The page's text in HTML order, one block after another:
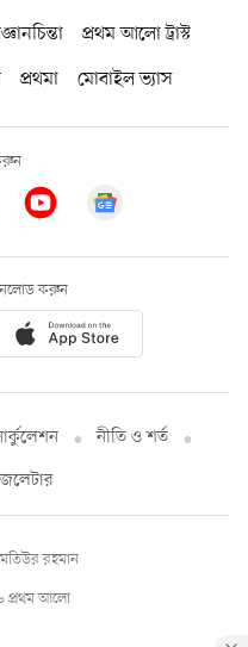
প্রথম আলো ট্রাস্ট
প্রথমা মোবাইল ভ্যাস
করুন
নীতি ও শর্ত
প্রথম আলো
রহমান